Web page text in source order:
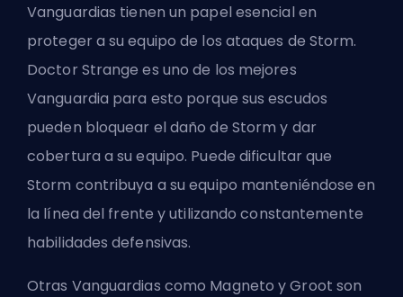
Vanguardias tienen un papel esencial en
proteger a su equipo de los ataques de Storm.
Doctor Strange es uno de los mejores
Vanguardia para esto porque sus escudos
pueden bloquear el daño de Storm y dar
cobertura a su equipo. Puede dificultar que
Storm contribuya a su equipo manteniéndose en
la línea del frente y utilizando constantemente
habilidades defensivas.
Otras Vanguardias como Magneto y Groot son